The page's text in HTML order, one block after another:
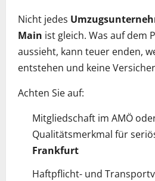
Nicht jedes
Main ist gleich. Was auf dem
aussieht, kann teuer enden,
entstehen und keine
Achten Sie auf:
Mitgliedschaft im AMÖ
Qualitätsmerkmal für
Frankfurt
Haftpflicht- und